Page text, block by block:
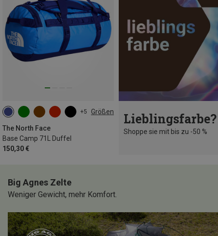
+5 Größen
The North Face
Base Camp 71L Duffel
150,30 €
71L Lieblingsfarbe?
Shoppe sie mit bis zu -50 %
Big Agnes Zelte
Weniger Gewicht, mehr Komfort.